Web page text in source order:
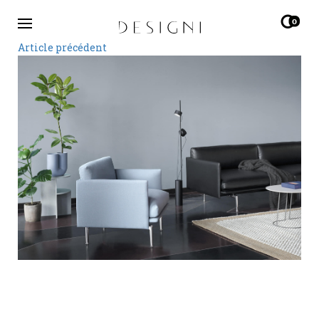
0
Article précédent